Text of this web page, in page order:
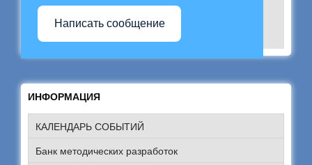
Написать сообщение
ИНФОРМАЦИЯ
КАЛЕНДАРЬ СОБЫТИЙ
Банк методических разработок